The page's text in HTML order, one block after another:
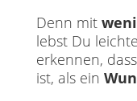
Denn mit
lebst Du
erkennen,
ist, als ein